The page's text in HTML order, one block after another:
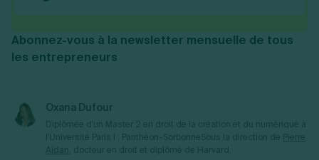
autorisés à y accéder.
l’administration compétente procède ensuite à
l’occultation de votre adresse dans les
remplace l’ancienne.
Abonnez-vous à la newsletter mensuelle de tous
les entrepreneurs
Oxana Dufour